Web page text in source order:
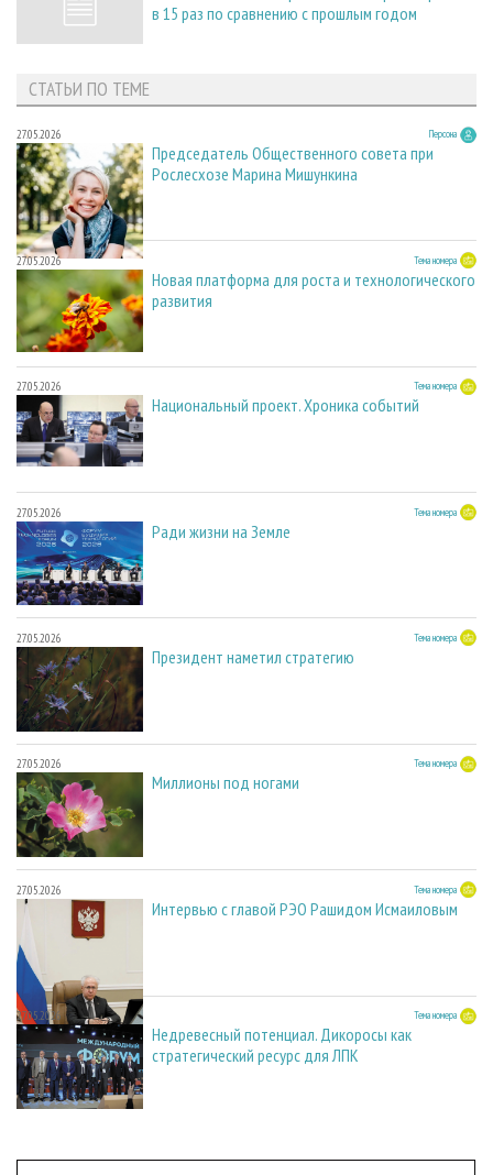
в 15 раз по сравнению с прошлым годом
СТАТЬИ ПО ТЕМЕ
27.05.2026 Персона
Председатель Общественного совета при
Рослесхозе Марина Мишункина
27.05.2026 Тема номера
Новая платформа для роста и технологического
развития
27.05.2026 Тема номера
Национальный проект. Хроника событий
27.05.2026 Тема номера
Ради жизни на Земле
27.05.2026 Тема номера
Президент наметил стратегию
27.05.2026 Тема номера
Миллионы под ногами
27.05.2026 Тема номера
Интервью с главой РЭО Рашидом Исмаиловым
27.05.2026 Тема номера
Недревесный потенциал. Дикоросы как
стратегический ресурс для ЛПК